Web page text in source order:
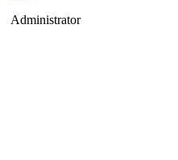
Administrator